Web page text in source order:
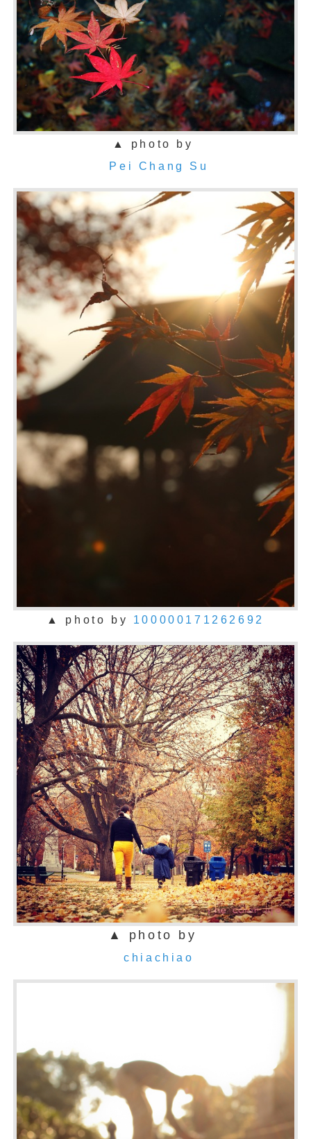
▲ photo by
Pei Chang Su
▲ photo by 100000171262692
▲ photo by
chiachiao